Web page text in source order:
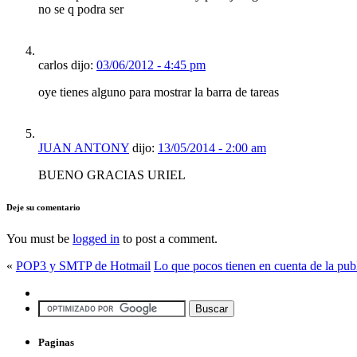
no se q podra ser
carlos dijo: 03/06/2012 - 4:45 pm
oye tienes alguno para mostrar la barra de tareas
JUAN ANTONY dijo: 13/05/2014 - 2:00 am
BUENO GRACIAS URIEL
Deje su comentario
You must be logged in to post a comment.
« POP3 y SMTP de Hotmail Lo que pocos tienen en cuenta de la
Paginas